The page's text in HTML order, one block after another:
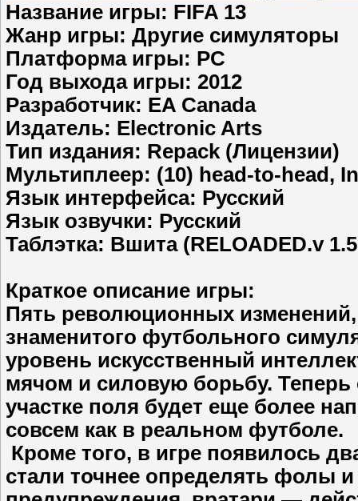
Название игры: FIFA 13
Жанр игры: Другие симуляторы
Платформа игры: PC
Год выхода игры: 2012
Разработчик: EA Canada
Издатель: Electronic Arts
Тип издания: Repack (Лицензии)
Мультиплеер: (10) head-to-head,
Язык интерфейса: Русский
Язык озвучки: Русский
Таблэтка: Вшита (RELOADED.v
Краткое описание игры:
Пять революционных
знаменитого футбольного
уровень искусственный
мячом и силовую борьбу. Теперь
участке поля будет еще более
совсем как в реальном футболе.
Кроме того, в игре появилось
стали точнее определять фолы